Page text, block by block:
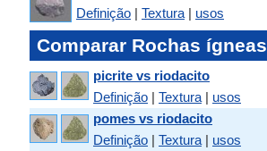
Definição | Textura | usos
Comparar Rochas ígneas
picrite vs riodacito
Definição | Textura | usos
pomes vs riodacito
Definição | Textura | usos